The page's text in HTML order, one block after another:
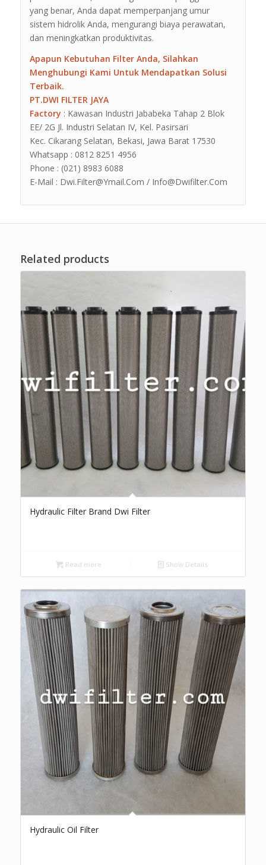
yang benar, Anda dapat memperpanjang umur
sistem hidrolik Anda, mengurangi biaya perawatan,
dan meningkatkan produktivitas.
Apapun Kebutuhan Filter Anda, Silahkan
Menghubungi Kami Untuk Mendapatkan Solusi
Terbaik.
PT.DWI FILTER JAYA
Factory : Kawasan Industri Jababeka Tahap 2 Blok
EE/ 2G Jl. Industri Selatan IV, Kel. Pasirsari
Kec. Cikarang Selatan, Bekasi, Jawa Barat 17530
Whatsapp : 0812 8251 4956
Phone : (021) 8983 6088
E-Mail : Dwi.Filter@Ymail.Com / Info@Dwifilter.Com
Related products
Hydraulic Filter Brand Dwi Filter
Read more Show Details
Hydraulic Oil Filter